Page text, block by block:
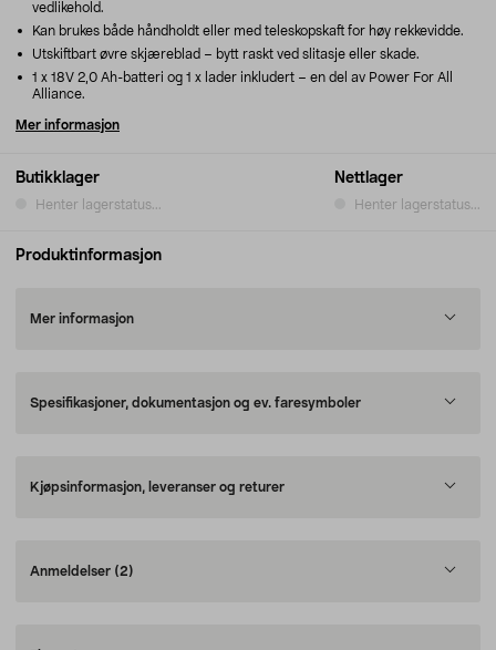
Butikklager
Henter lagerstatus...
Nettlager
Henter lagerstatus...
vedlikehold.
Kan brukes både håndholdt eller med teleskopskaft for høy rekkevidde.
Utskiftbart øvre skjæreblad – bytt raskt ved slitasje eller skade.
1 x 18V 2,0 Ah-batteri og 1 x lader inkludert – en del av Power For All
Alliance.
Mer informasjon
Produktinformasjon
Mer informasjon
Spesifikasjoner, dokumentasjon og ev. faresymboler
Kjøpsinformasjon, leveranser og returer
Anmeldelser (2)